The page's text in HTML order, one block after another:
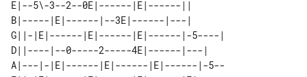
E|--5\-3--2--0E|------|E|------||
B|-----|E|------|--3E|------|---|
G||-|E|------|E|------|E|------|-5----|
D||----|--0-----2-----4E|------|---|
A|---|-|E|------|E|------|E|------|-5--